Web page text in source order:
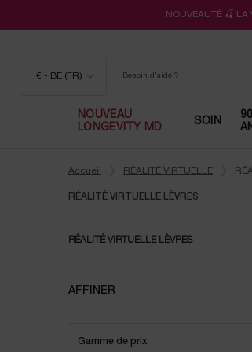
NOUVEAUTÉ 🍒 LA
€ - BE (FR) Besoin d'aide ?
NOUVEAU
LONGEVITY MD
SOIN
90
Accueil
RÉALITÉ VIRTUELLE
RÉALITÉ VIRTUELLE LÈVRES
RÉALITÉ VIRTUELLE LÈVRES
RÉALITÉ VIRTUELLE LÈVRES
AFFINER
Gamme de prix